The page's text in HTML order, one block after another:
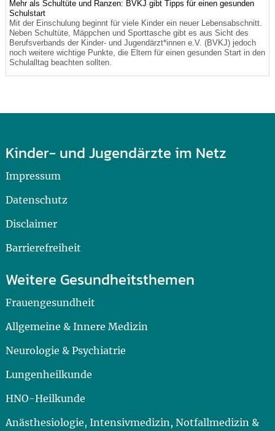
Mehr als Schultüte und Ranzen: BVKJ gibt Tipps für einen gesunden
Schulstart
Mit der Einschulung beginnt für viele Kinder ein neuer Lebensabschnitt.
Neben Schultüte, Mäppchen und Sporttasche gibt es aus Sicht des
Berufsverbands der Kinder- und Jugendärzt*innen e.V. (BVKJ) jedoch
noch weitere wichtige Punkte, die Eltern für einen gesunden Start in den
Schulalltag beachten sollten.
Kinder- und Jugendärzte im Netz
Impressum
Datenschutz
Disclaimer
Barrierefreiheit
Weitere Gesundheitsthemen
Frauengesundheit
Allgemeine & Innere Medizin
Neurologie & Psychiatrie
Lungenheilkunde
HNO-Heilkunde
Anästhesiologie, Intensivmedizin, Notfallmedizin &